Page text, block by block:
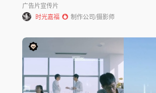
广告片宣传片
时光嘉福
制作公司/摄影师